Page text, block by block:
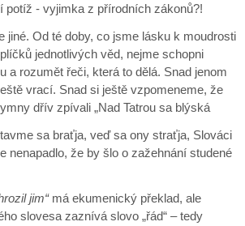
potíž - vyjimka z přírodních zákonů?!
jiné. Od té doby, co jsme lásku k moudrosti
jednotlivých věd, nejme schopni
a rozumět řeči, která to dělá. Snad jenom
vrací. Snad si ještě vzpomeneme, že
dřív zpívali „Nad Tatrou sa blýská
sa braťja, veď sa ony straťja, Slováci
nenapadlo, že by šlo o zažehnání studené
jim“má ekumenický překlad, ale
slovesa zaznívá slovo „řád“ – tedy